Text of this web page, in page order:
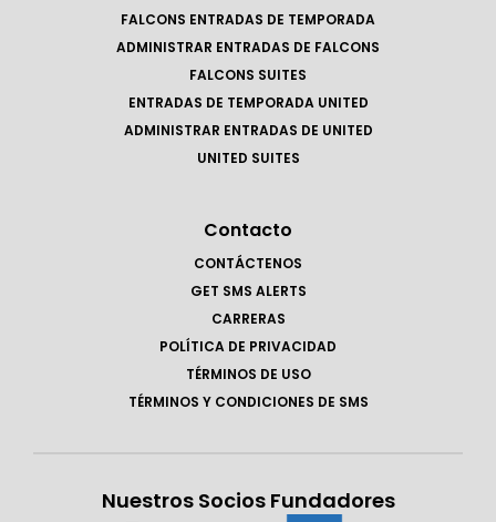
FALCONS ENTRADAS DE TEMPORADA
ADMINISTRAR ENTRADAS DE FALCONS
FALCONS SUITES
ENTRADAS DE TEMPORADA UNITED
ADMINISTRAR ENTRADAS DE UNITED
UNITED SUITES
Contacto
CONTÁCTENOS
GET SMS ALERTS
CARRERAS
POLÍTICA DE PRIVACIDAD
TÉRMINOS DE USO
TÉRMINOS Y CONDICIONES DE SMS
Nuestros Socios Fundadores